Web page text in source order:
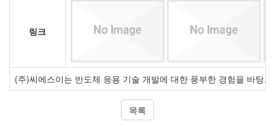
링크
(주)씨에스이는 반도체 응용 기술 개발에 대한 풍부한 경험을 바탕
목록